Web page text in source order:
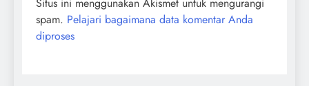
spam. Pelajari bagaimana data komentar Anda
diproses